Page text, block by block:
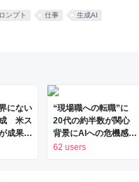
ンプト 仕事 生成AI
にない
成 米ス
成果発
聞
“現場職への転職”に
20代の約半数が関心
背景にAIへの危機感 |
NHKニュース
62 users